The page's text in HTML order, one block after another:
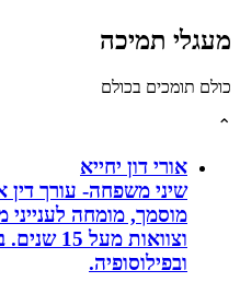
תמיכה
בכולם
אורי דון יחייא
שיני משפחה- עורך דין אורי
מוסמך, מומחה לענייני
וצוואות מעל 15
ובפילוסופיה.